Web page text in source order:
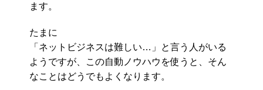
ます。
たまに
「ネットビジネスは難しい…」と言う人がいる
ようですが、この自動ノウハウを使うと、そん
なことはどうでもよくなります。